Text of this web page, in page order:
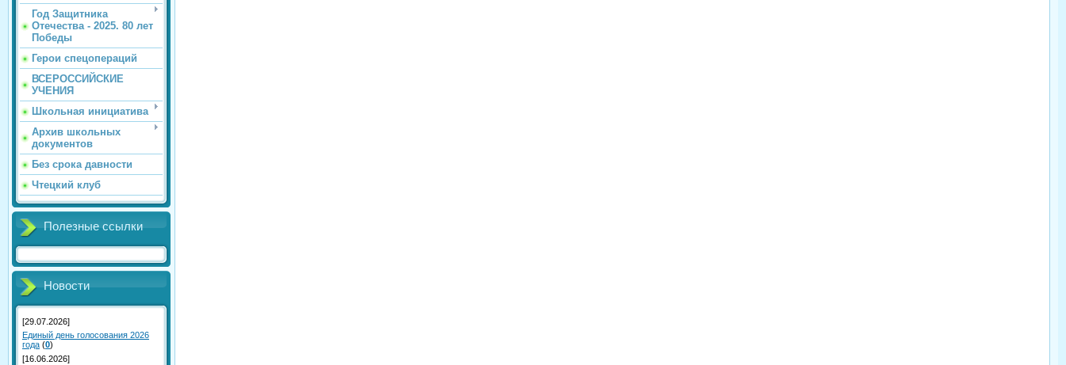
Год Защитника
Отечества - 2025. 80 лет
Победы
Герои спецопераций
ВСЕРОССИЙСКИЕ
УЧЕНИЯ
Школьная инициатива
Архив школьных
документов
Без срока давности
Чтецкий клуб
Полезные ссылки
Новости
[29.07.2026]
Единый день голосования 2026
года (0)
[16.06.2026]